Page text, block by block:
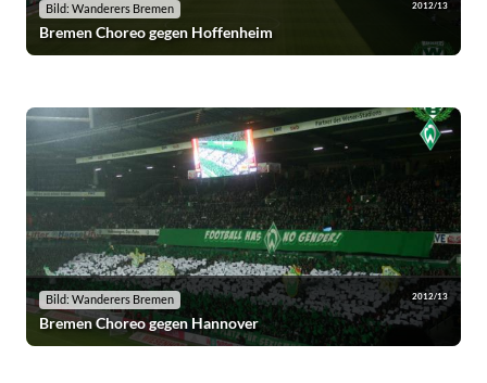
Bild: Wanderers Bremen 2012/13
Bremen Choreo gegen Hoffenheim
Bild: Wanderers Bremen 2012/13
Bremen Choreo gegen Hannover